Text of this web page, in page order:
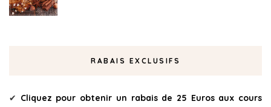
RABAIS EXCLUSIFS
✔ Cliquez pour obtenir un rabais de 25 Euros aux cours